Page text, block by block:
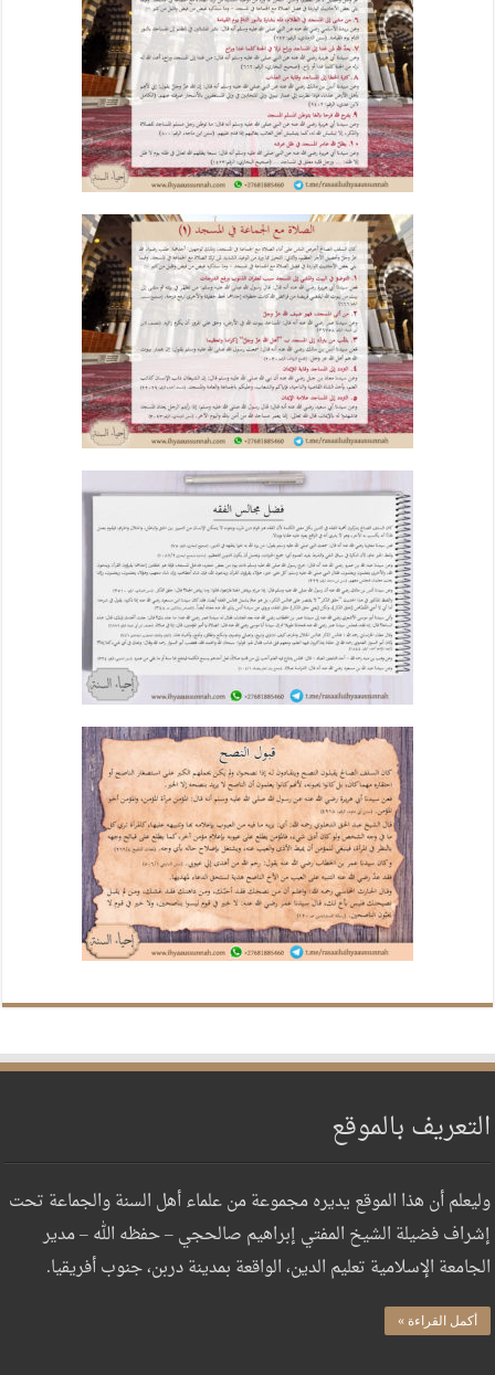
التعريف بالموقع
وليعلم أن هذا الموقع يديره مجموعة من علماء أهل السنة والجماعة تحت
إشراف فضيلة الشيخ المفتي إبراهيم صالحجي – حفظه الله – مدير
الجامعة الإسلامية تعليم الدين، الواقعة بمدينة دربن، جنوب أفريقيا.
أكمل القراءة »